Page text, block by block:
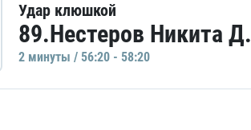
Удар клюшкой
89.Нестеров Никита Д.
2 минуты / 56:20 - 58:20